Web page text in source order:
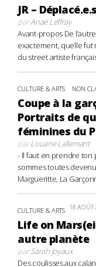
JR – Déplacé.e.s
parAnaë Leffray
Avant-propos De
exactement, quelle fut
du street artiste
CULTURE & ARTS NON
Coupe à la
Portraits de
féminines du
parLouane Lallemant
- Il faut en prendre ton
sommes toutes
Margueritte, La
CULTURE & ARTS 18 AOÛT
Life on
autre planète
parSarah Joyaux
Des coulisses aux